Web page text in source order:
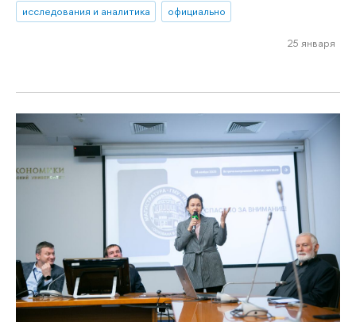
исследования и аналитика
официально
25 января